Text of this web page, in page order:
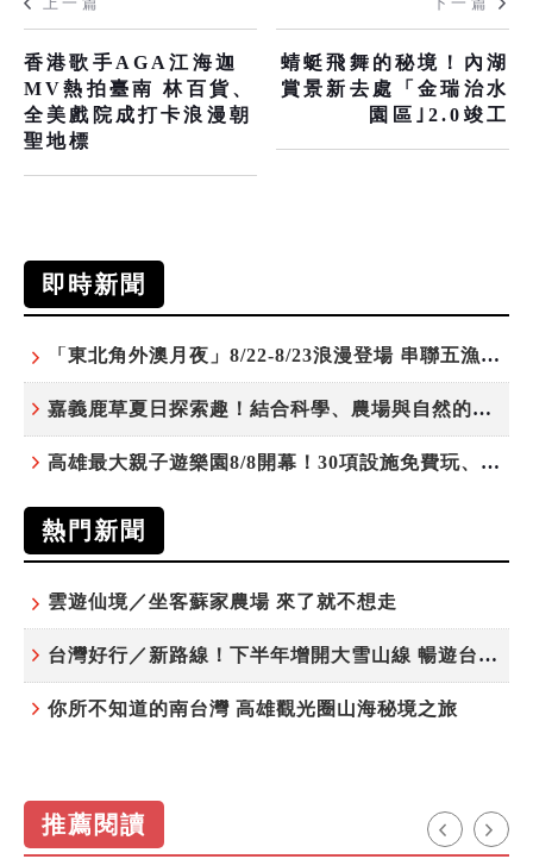
香港歌手AGA江海迦
MV熱拍臺南 林百貨、
全美戲院成打卡浪漫朝
聖地標
蜻蜓飛舞的秘境！內湖
賞景新去處「金瑞治水
園區｣2.0竣工
即時新聞
「東北角外澳月夜」8/22-8/23浪漫登場 串聯五漁村、音樂、市集、火舞與慢旅共度夏夜
嘉義鹿草夏日探索趣！結合科學、農場與自然的親子小旅行
高雄最大親子遊樂園8/8開幕！30項設施免費玩、YOYO家族嗨翻暑假
熱門新聞
雲遊仙境／坐客蘇家農場 來了就不想走
台灣好行／新路線！下半年增開大雪山線 暢遊台中更便利
你所不知道的南台灣 高雄觀光圈山海秘境之旅
推薦閱讀